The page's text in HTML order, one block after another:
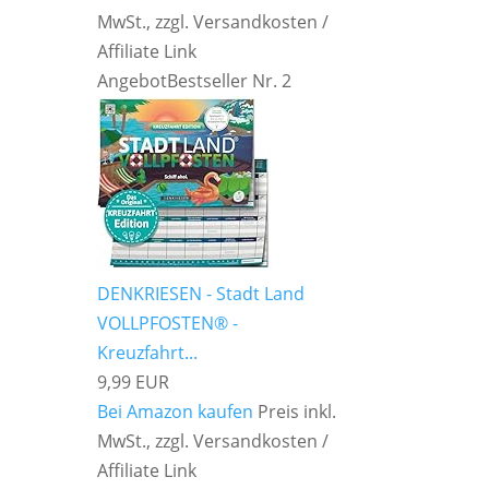
MwSt., zzgl. Versandkosten /
Affiliate Link
AngebotBestseller Nr. 2
DENKRIESEN - Stadt Land
VOLLPFOSTEN® -
Kreuzfahrt...
9,99 EUR
Bei Amazon kaufen Preis inkl.
MwSt., zzgl. Versandkosten /
Affiliate Link